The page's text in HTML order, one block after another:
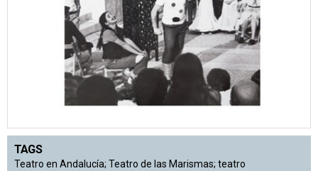
TAGS
Teatro en Andalucía; Teatro de las Marismas; teatro